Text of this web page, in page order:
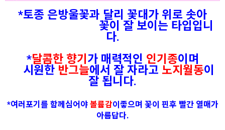
*토종 은방울꽃과 달리 꽃대가 위로 솟아
꽃이 잘 보이는 타입입니
다.
*달콤한 향기가 매력적인 인기종이며
시원한 반그늘에서 잘 자라고 노지월동이
잘 됩니다.
*여러포기를 함께심어야볼륨감이좋으며 꽃이 핀후 빨간 열매가
아름답다.